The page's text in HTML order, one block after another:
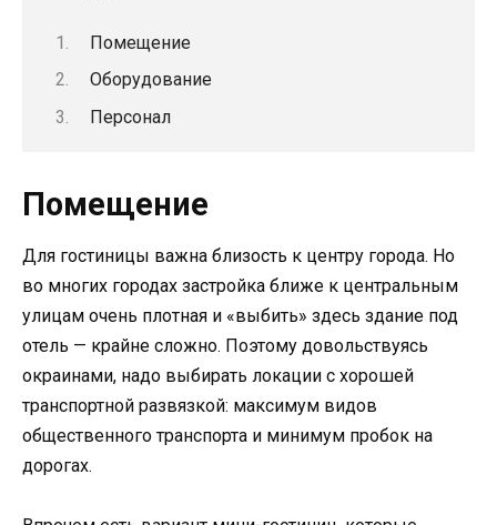
Помещение
Оборудование
Персонал
Помещение
Для гостиницы важна близость к центру города. Но
во многих городах застройка ближе к центральным
улицам очень плотная и «выбить» здесь здание под
отель — крайне сложно. Поэтому довольствуясь
окраинами, надо выбирать локации с хорошей
транспортной развязкой: максимум видов
общественного транспорта и минимум пробок на
дорогах.